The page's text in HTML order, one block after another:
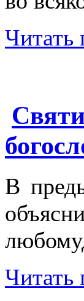
Читать
В
Читать